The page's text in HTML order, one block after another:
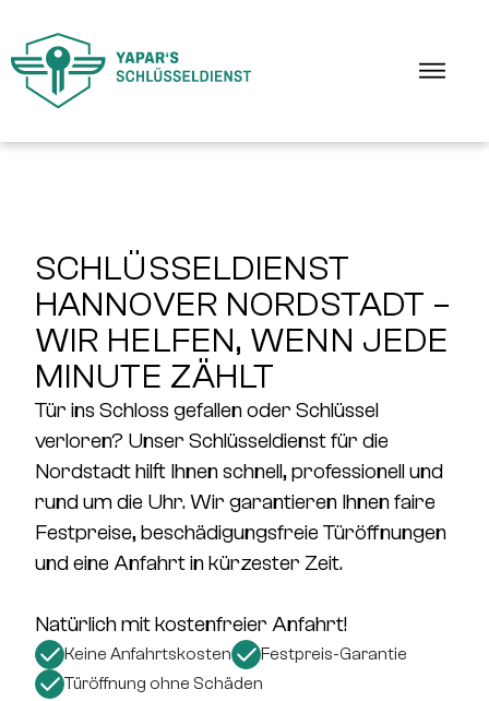
SCHLÜSSELDIENST
HANNOVER NORDSTADT –
WIR HELFEN, WENN JEDE
MINUTE ZÄHLT
Tür ins Schloss gefallen oder Schlüssel
verloren? Unser Schlüsseldienst für die
Nordstadthilft Ihnenschnell, professionell und
rund um die Uhr.Wir garantieren Ihnenfaire
Festpreise, beschädigungsfreie Türöffnungen
und eine Anfahrt in kürzester Zeit.
Natürlich mit kostenfreier Anfahrt!
Keine Anfahrtskosten
Festpreis-Garantie
Türöffnung ohne Schäden